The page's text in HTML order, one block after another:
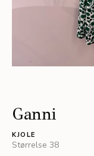
Ganni
KJOLE
Størrelse 38